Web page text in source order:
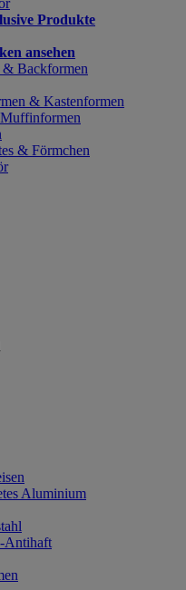
Produkte
ansehen
& Backformen
& Kastenformen
& Förmchen
Aluminium
Antihaft